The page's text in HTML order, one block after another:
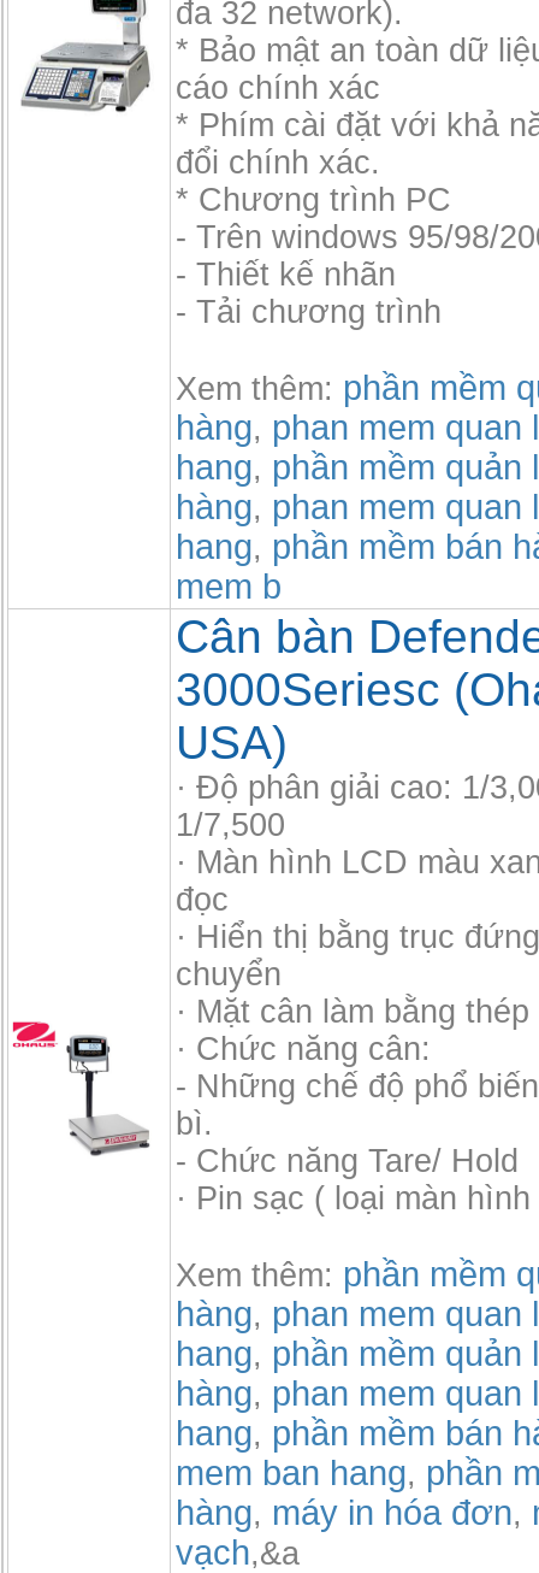
đa 32 network).
* Bảo mật an toàn dữ
cáo chính xác
* Phím cài đặt với khả
đổi chính xác.
* Chương trình PC
- Trên windows 95/98/
- Thiết kế nhãn
- Tải chương trình
Xem thêm: phần mềm
hàng, phan mem quan
hang, phần mềm quản
hàng, phan mem quan
hang, phần mềm bán
mem b
Cân bàn
3000Seriesc
USA)
· Độ phân giải cao: 1/
1/7,500
· Màn hình LCD màu
đọc
· Hiển thị bằng trục
chuyển
· Mặt cân làm bằng
· Chức năng cân:
- Những chế độ phổ
bì.
- Chức năng Tare/ Hold
· Pin sạc ( loại màn
Xem thêm: phần mềm
hàng, phan mem quan
hang, phần mềm quản
hàng, phan mem quan
hang, phần mềm bán
mem ban hang, phần
hàng, máy in hóa đơn,
vạch,&a